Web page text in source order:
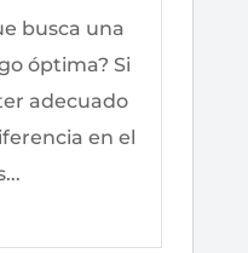
busca una
óptima? Si
adecuado
en el